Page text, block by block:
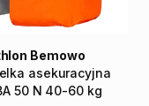
asekuracyjna
50 N 40-60 kg
Bemowo